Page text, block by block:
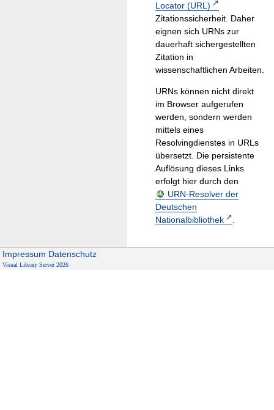
Locator (URL)
Zitationssicherheit. Daher
eignen sich URNs zur
dauerhaft sichergestellten
Zitation in
wissenschaftlichen Arbeiten.
URNs können nicht direkt
im Browser aufgerufen
werden, sondern werden
mittels eines
Resolvingdienstes in URLs
übersetzt. Die persistente
Auflösung dieses Links
erfolgt hier durch den
URN-Resolver der
Deutschen
Nationalbibliothek
.
Impressum Datenschutz
Visual Library Server 2026